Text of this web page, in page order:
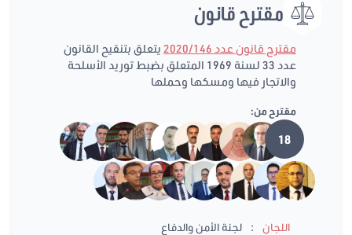
مقترح قانون
مقترح قانون عدد 2020/146
يتعلق بتنقيح القانون
عدد 33 لسنة 1969 المتعلق بضبط توريد الأسلحة
والاتجار فيها ومسكها وحملها
مقترح من:
18
اللجان :
لجنة الأمن والدفاع